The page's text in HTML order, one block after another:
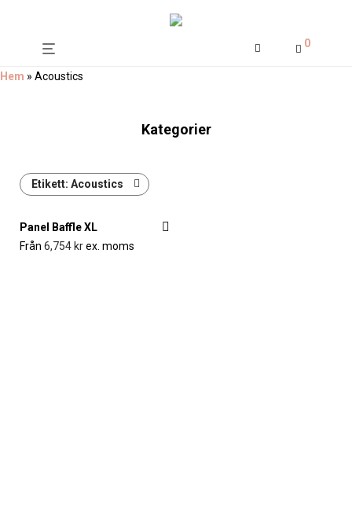
0
Hem » Acoustics
Kategorier
Etikett: Acoustics
Panel Baffle XL
Från 6,754 krex. moms